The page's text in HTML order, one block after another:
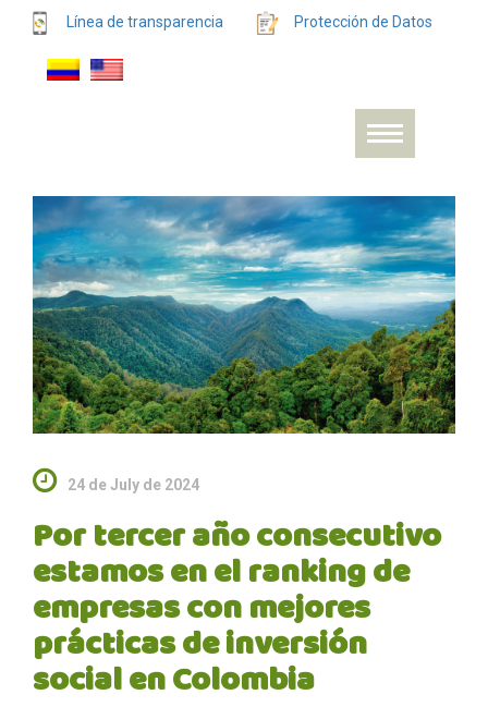
Línea de transparencia Protección de Datos
24 de July de 2024
Por tercer año consecutivo
estamos en el ranking de
empresas con mejores
prácticas de inversión
social en Colombia